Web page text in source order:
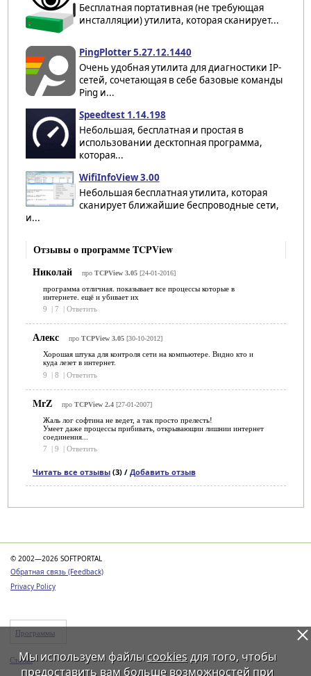
Бесплатная портативная (не требующая
инсталляции) утилита, которая сканирует...
PingPlotter 5.27.12.1440
Очень удобная утилита для диагностики IP-
сетей, сочетающая в себе базовые команды
Ping и...
Speedtest 1.14.198
Небольшая, бесплатная и простая в
использовании десктопная программа,
которая...
WifiInfoView 3.00
Небольшая бесплатная утилита, которая
сканирует ближайшие беспроводные сети,
и...
Отзывы о программе TCPView
Николай
про TCPView 3.05[24-01-2016]
программа отличная. показывает все процессы которые в
интернете. ещё и убивает их
9
7 Ответить
Алекс про TCPView 3.05[30-10-2012]
Хорошая штука для контроля сети на компьютере. Видно кто и
куда лезет в интернет.
9
| 8 | Ответить
MrZ про TCPView 2.4[27-01-2007]
Жаль лог софтина не ведет, а так просто прелесть!
Умеет даже процессы прибивать, открывающии лишнии интернет
соединения...
7
9 Ответить
Читать все отзывы(3) / Добавить отзыв
© 2002—2026 SOFTPORTAL
Обратная связь (Feedback)
Privacy Policy
Программы
Статьи
Мы используем файлы cookiesдля того, чтобы
предоставить вам больше возможностей при